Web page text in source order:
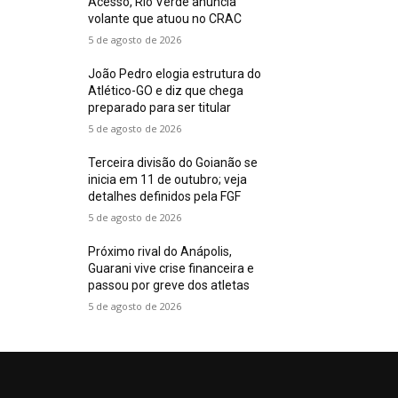
volante que atuou no CRAC
5 de agosto de 2026
João Pedro elogia estrutura do
Atlético-GO e diz que chega
preparado para ser titular
5 de agosto de 2026
Terceira divisão do Goianão se
inicia em 11 de outubro; veja
detalhes definidos pela FGF
5 de agosto de 2026
Próximo rival do Anápolis,
Guarani vive crise financeira e
passou por greve dos atletas
5 de agosto de 2026